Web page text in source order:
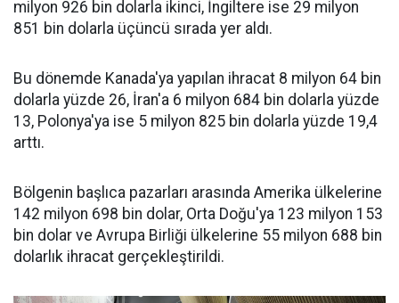
milyon 926 bin dolarla ikinci, İngiltere ise 29 milyon
851 bin dolarla üçüncü sırada yer aldı.
Bu dönemde Kanada'ya yapılan ihracat 8 milyon 64 bin
dolarla yüzde 26, İran'a 6 milyon 684 bin dolarla yüzde
13, Polonya'ya ise 5 milyon 825 bin dolarla yüzde 19,4
arttı.
Bölgenin başlıca pazarları arasında Amerika ülkelerine
142 milyon 698 bin dolar, Orta Doğu'ya 123 milyon 153
bin dolar ve Avrupa Birliği ülkelerine 55 milyon 688 bin
dolarlık ihracat gerçekleştirildi.